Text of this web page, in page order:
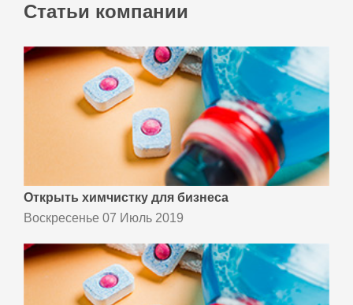
Статьи компании
Открыть химчистку для бизнеса
Воскресенье 07 Июль 2019